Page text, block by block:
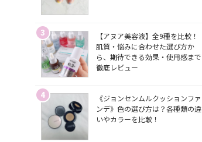
3
【アヌア美容液】全9種を比較！
肌質・悩みに合わせた選び方か
ら、期待できる効果・使用感まで
徹底レビュー
4
《ジョンセンムルクッションファ
ンデ》色の選び方は？各種類の違
いやカラーを比較！